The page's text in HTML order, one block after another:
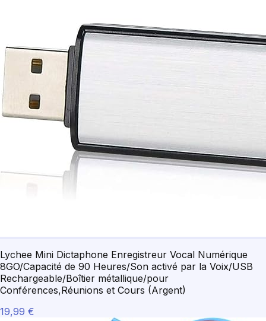
Lychee Mini Dictaphone Enregistreur Vocal Numérique
8GO/Capacité de 90 Heures/Son activé par la Voix/USB
Rechargeable/Boîtier métallique/pour
Conférences,Réunions et Cours (Argent)
19,99 €